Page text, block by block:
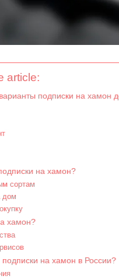
article:
подписки на хамон
на хамон?
сортам
дом
хамон?
на хамон в России?